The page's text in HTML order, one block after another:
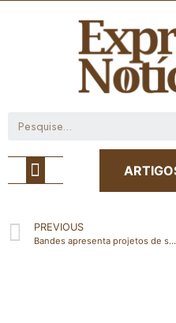
PREVIOUS
Bandes apresenta projetos de sustentabilidade ambiental